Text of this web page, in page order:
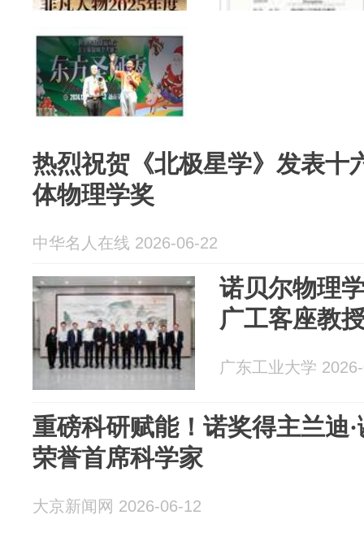
热烈祝贺《北极星学》发表十
体物理学奖
中华名人在线 2026-06-22
诺贝尔物理
广工客座教
广东工业大学
重磅科研赋能！诺奖得主兰迪
荣誉首席科学家
大京新闻网 2026-06-12